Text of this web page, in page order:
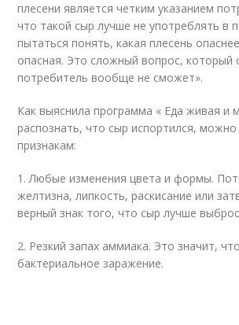
плесени является четким указанием
что такой сыр лучше не употреблять в
пытаться понять, какая плесень
опасная. Это сложный вопрос, который
потребитель вообще не сможет».
Как выяснила программа « Еда живая и
распознать, что сыр испортился,
признакам:
1. Любые изменения цвета и формы.
желтизна, липкость, раскисание или
верный знак того, что сыр лучше
2. Резкий запах аммиака. Это значит,
бактериальное заражение.